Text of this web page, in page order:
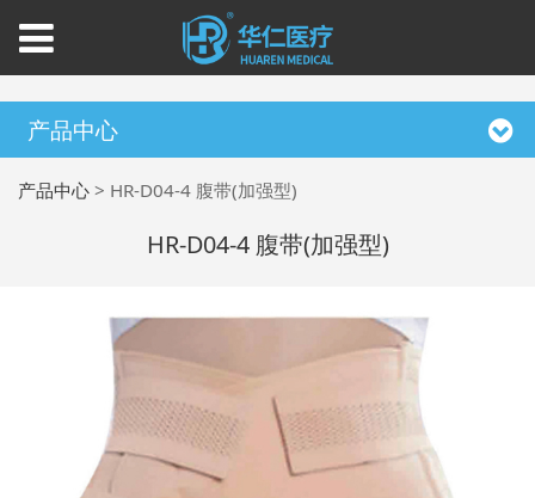
产品中心
产品中心 > HR-D04-4 腹带(加强型)
HR-D04-4 腹带(加强型)